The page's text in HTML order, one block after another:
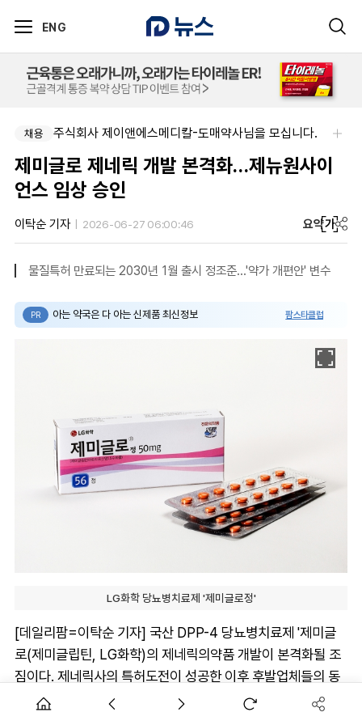
ENG
채용 주식회사 제이앤에스메디칼-도매약사님을 모십니다.
제미글로 제네릭 개발 본격화…제뉴원사이
언스 임상 승인
이탁순 기자 2026-06-27 06:00:46 요약가
물질특허 만료되는 2030년 1월 출시 정조준…'약가 개편안' 변수
PR 아는 약국은 다 아는 신제품 최신정보 팜스타클럽
LG화학 당뇨병치료제 '제미글로정'
[데일리팜=이탁순 기자] 국산 DPP-4 당뇨병치료제 '제미글
로(제미글립틴, LG화학)의 제네릭의약품 개발이 본격화될 조
짐이다. 제네릭사의 특허도전이 성공한 이후 후발업체들의 동
등성 임상시험이 시작되고 있다.